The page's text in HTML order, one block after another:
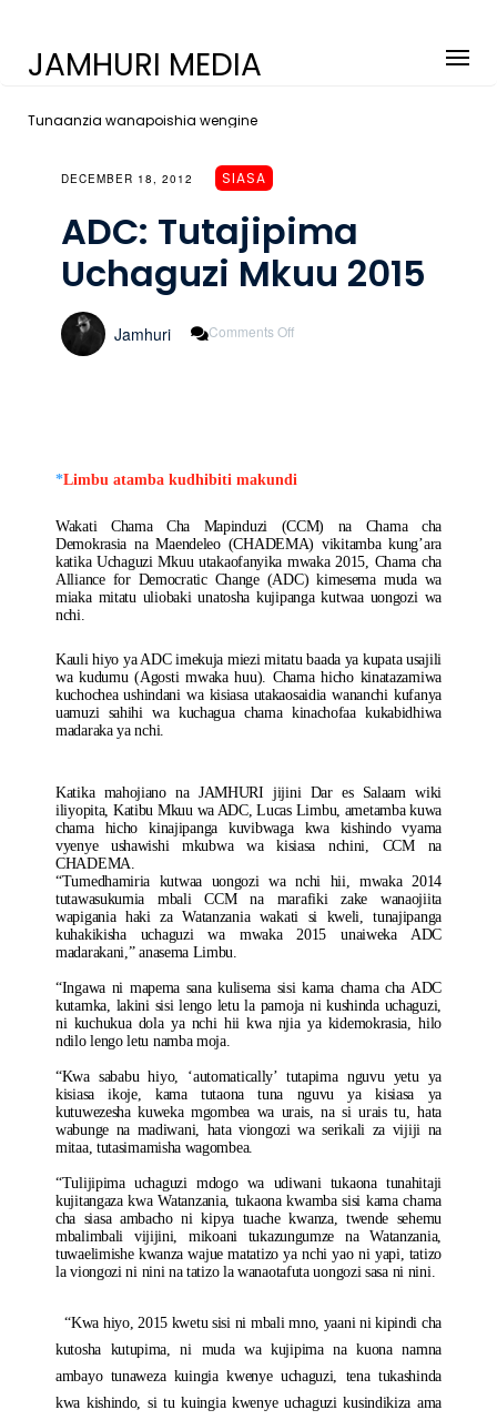
JAMHURI MEDIA
Tunaanzia wanapoishia wengine
DECEMBER 18, 2012 SIASA
ADC: Tutajipima
Uchaguzi Mkuu 2015
Jamhuri Comments Off
*Limbu atamba kudhibiti makundi
Wakati Chama Cha Mapinduzi (CCM) na Chama cha
Demokrasia na Maendeleo (CHADEMA) vikitamba kung’ara
katika Uchaguzi Mkuu utakaofanyika mwaka 2015, Chama cha
Alliance for Democratic Change (ADC) kimesema muda wa
miaka mitatu uliobaki unatosha kujipanga kutwaa uongozi wa
nchi.
Kauli hiyo ya ADC imekuja miezi mitatu baada ya kupata usajili
wa kudumu (Agosti mwaka huu). Chama hicho kinatazamiwa
kuchochea ushindani wa kisiasa utakaosaidia wananchi kufanya
uamuzi sahihi wa kuchagua chama kinachofaa kukabidhiwa
madaraka ya nchi.
Katika mahojiano na JAMHURI jijini Dar es Salaam wiki
iliyopita, Katibu Mkuu wa ADC, Lucas Limbu, ametamba kuwa
chama hicho kinajipanga kuvibwaga kwa kishindo vyama
vyenye ushawishi mkubwa wa kisiasa nchini, CCM na
CHADEMA.
“Tumedhamiria kutwaa uongozi wa nchi hii, mwaka 2014
tutawasukumia mbali CCM na marafiki zake wanaojiita
wapigania haki za Watanzania wakati si kweli, tunajipanga
kuhakikisha uchaguzi wa mwaka 2015 unaiweka ADC
madarakani,” anasema Limbu.
“Ingawa ni mapema sana kulisema sisi kama chama cha ADC
kutamka, lakini sisi lengo letu la pamoja ni kushinda uchaguzi,
ni kuchukua dola ya nchi hii kwa njia ya kidemokrasia, hilo
ndilo lengo letu namba moja.
“Kwa sababu hiyo, ‘automatically’ tutapima nguvu yetu ya
kisiasa ikoje, kama tutaona tuna nguvu ya kisiasa ya
kutuwezesha kuweka mgombea wa urais, na si urais tu, hata
wabunge na madiwani, hata viongozi wa serikali za vijiji na
mitaa, tutasimamisha wagombea.
“Tulijipima uchaguzi mdogo wa udiwani tukaona tunahitaji
kujitangaza kwa Watanzania, tukaona kwamba sisi kama chama
cha siasa ambacho ni kipya tuache kwanza, twende sehemu
mbalimbali vijijini, mikoani tukazungumze na Watanzania,
tuwaelimishe kwanza wajue matatizo ya nchi yao ni yapi, tatizo
la viongozi ni nini na tatizo la wanaotafuta uongozi sasa ni nini.
“Kwa hiyo, 2015 kwetu sisi ni mbali mno, yaani ni kipindi cha
kutosha kutupima, ni muda wa kujipima na kuona namna
ambayo tunaweza kuingia kwenye uchaguzi, tena tukashinda
kwa kishindo, si tu kuingia kwenye uchaguzi kusindikiza ama